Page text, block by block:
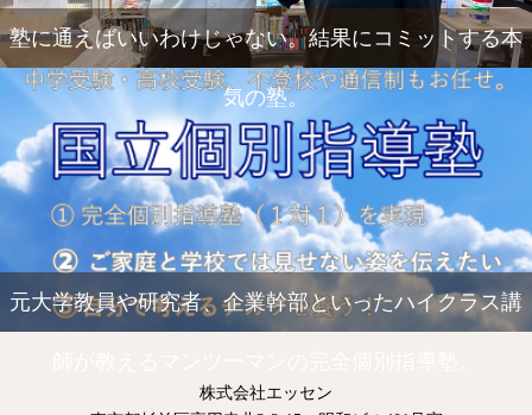
塾に通えばいいわけじゃない。結果にコミットする本
気の塾。
元大学教員や研究者、企業幹部といったハイクラス講
株式会社エッセン